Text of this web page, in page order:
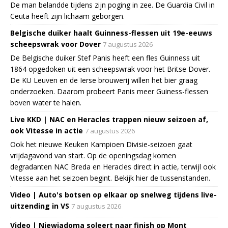
De man belandde tijdens zijn poging in zee. De Guardia Civil in
Ceuta heeft zijn lichaam geborgen.
Belgische duiker haalt Guinness-flessen uit 19e-eeuws
scheepswrak voor Dover 7 augustus 2026
De Belgische duiker Stef Panis heeft een fles Guinness uit
1864 opgedoken uit een scheepswrak voor het Britse Dover.
De KU Leuven en de Ierse brouwerij willen het bier graag
onderzoeken. Daarom probeert Panis meer Guiness-flessen
boven water te halen.
Live KKD | NAC en Heracles trappen nieuw seizoen af,
ook Vitesse in actie 7 augustus 2026
Ook het nieuwe Keuken Kampioen Divisie-seizoen gaat
vrijdagavond van start. Op de openingsdag komen
degradanten NAC Breda en Heracles direct in actie, terwijl ook
Vitesse aan het seizoen begint. Bekijk hier de tussenstanden.
Video | Auto's botsen op elkaar op snelweg tijdens live-
uitzending in VS 7 augustus 2026
Video | Niewiadoma soleert naar finish op Mont